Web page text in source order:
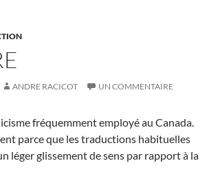
ANDRE RACICOT UN COMMENTAIRE
fréquemment employé au Canada.
parce que les traductions habituelles
léger glissement de sens par rapport à la